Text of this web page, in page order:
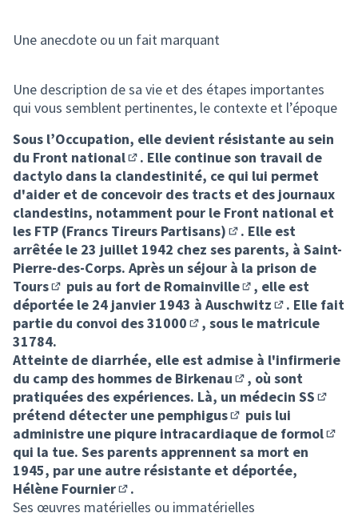
Une anecdote ou un fait marquant
Une description de sa vie et des étapes importantes
qui vous semblent pertinentes, le contexte et l’époque
Sous l’Occupation, elle devient résistante au sein
du Front national
(Lien externe)
. Elle continue son travail de
dactylo dans la clandestinité, ce qui lui permet
d'aider et de concevoir des tracts et des journaux
clandestins, notamment pour le Front national et
les FTP (Francs Tireurs Partisans)
(Lien externe)
. Elle est
arrêtée le 23 juillet 1942 chez ses parents, à Saint-
Pierre-des-Corps. Après un séjour à la prison de
Tours
(Lien externe)
puis au fort de Romainville
(Lien externe)
, elle est
déportée le 24 janvier 1943 à Auschwitz
(Lien externe)
. Elle fait
partie du convoi des 31000
(Lien externe)
, sous le matricule
31784.
Atteinte de diarrhée, elle est admise à l'infirmerie
du camp des hommes de Birkenau
(Lien externe)
, où sont
pratiquées des expériences. Là, un médecin SS
prétend détecter une pemphigus
(Lien externe)
puis lui
administre une piqure intracardiaque de formol
qui la tue. Ses parents apprennent sa mort en
1945, par une autre résistante et déportée,
Hélène Fournier
(Lien externe)
.
Ses œuvres matérielles ou immatérielles